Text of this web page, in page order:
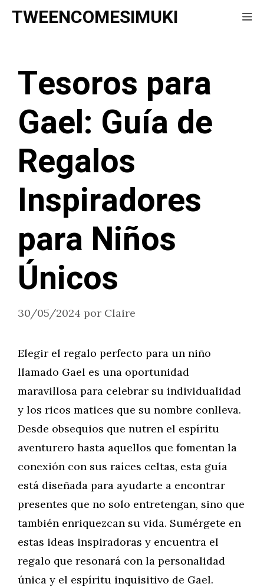
Saltar
TWEENCOMESIMUKI
Tesoros para
Gael: Guía de
Regalos
Inspiradores
para Niños
Únicos
30/05/2024 por Claire
Elegir el regalo perfecto para un niño
llamado Gael es una oportunidad
maravillosa para celebrar su individualidad
y los ricos matices que su nombre conlleva.
Desde obsequios que nutren el espíritu
aventurero hasta aquellos que fomentan la
conexión con sus raíces celtas, esta guía
está diseñada para ayudarte a encontrar
presentes que no solo entretengan, sino que
también enriquezcan su vida. Sumérgete en
estas ideas inspiradoras y encuentra el
regalo que resonará con la personalidad
única y el espíritu inquisitivo de Gael.